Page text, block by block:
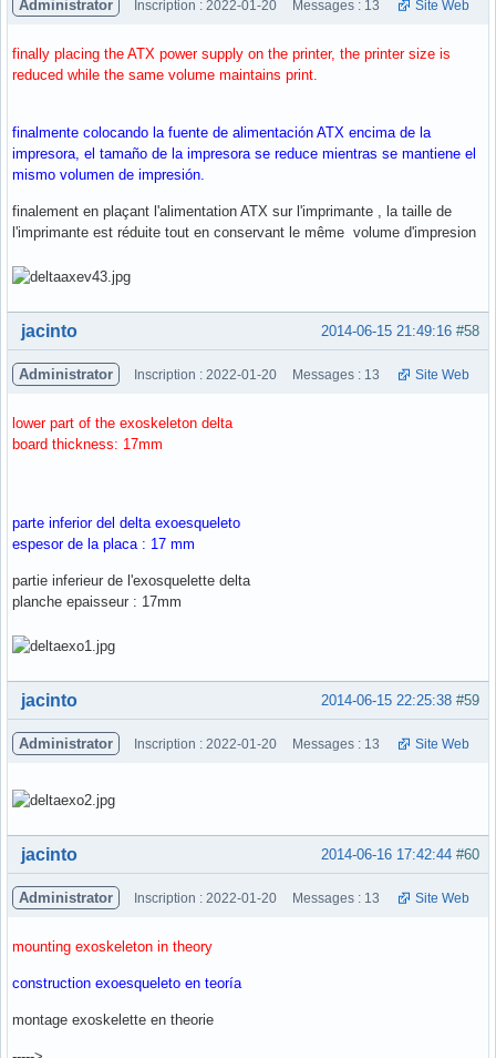
Administrator Inscription : 2022-01-20 Messages : 13 Site Web
finally placing the ATX power supply on the printer, the printer size is
reduced while the same volume maintains print.
finalmente colocando la fuente de alimentación ATX encima de la
impresora, el tamaño de la impresora se reduce mientras se mantiene el
mismo volumen de impresión.
finalement en plaçant l'alimentation ATX sur l'imprimante , la taille de
l'imprimante est réduite tout en conservant le même volume d'impresion
Hors ligne #58
2014-06-15 21:49:16
jacinto
Administrator Inscription : 2022-01-20 Messages : 13 Site Web
lower part of the exoskeleton delta
board thickness: 17mm
parte inferior del delta exoesqueleto
espesor de la placa : 17 mm
partie inferieur de l'exosquelette delta
planche epaisseur : 17mm
Hors ligne #59
2014-06-15 22:25:38
jacinto
Administrator Inscription : 2022-01-20 Messages : 13 Site Web
Hors ligne #60
2014-06-16 17:42:44
jacinto
Administrator Inscription : 2022-01-20 Messages : 13 Site Web
mounting exoskeleton in theory
construction exoesqueleto en teoría
montage exoskelette en theorie